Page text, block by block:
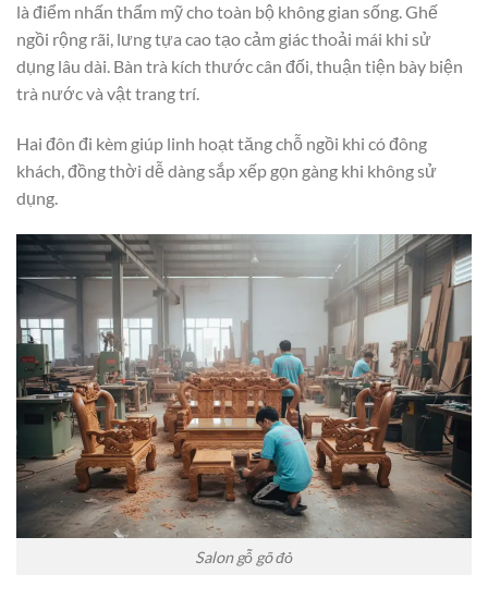
là điểm nhấn thẩm mỹ cho toàn bộ không gian sống. Ghế
ngồi rộng rãi, lưng tựa cao tạo cảm giác thoải mái khi sử
dụng lâu dài. Bàn trà kích thước cân đối, thuận tiện bày biện
trà nước và vật trang trí.
Hai đôn đi kèm giúp linh hoạt tăng chỗ ngồi khi có đông
khách, đồng thời dễ dàng sắp xếp gọn gàng khi không sử
dụng.
Salon gỗ gõ đỏ